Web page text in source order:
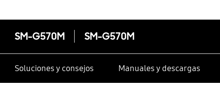
SM-G570M SM-G570M
Soluciones y consejos Manuales y descargas